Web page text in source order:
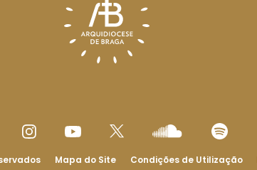
Mapa do Site Condições de Utilização